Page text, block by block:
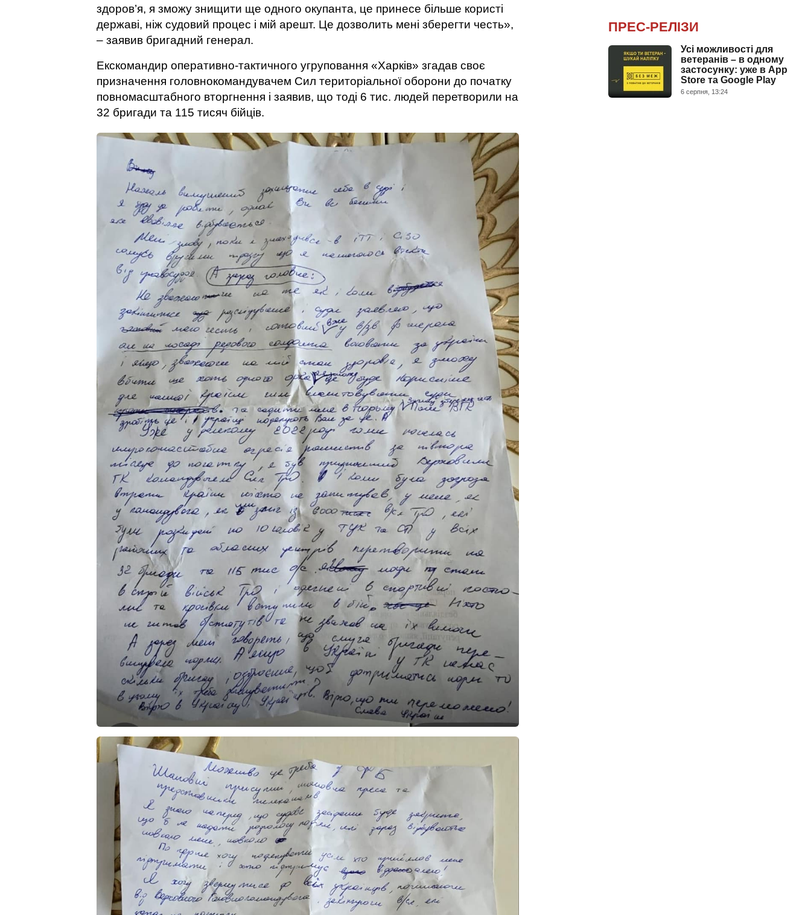
здоров’я, я зможу знищити ще одного окупанта, це принесе більше користі
державі, ніж судовий процес і мій арешт. Це дозволить мені зберегти честь»,
– заявив бригадний генерал.
Екскомандир оперативно-тактичного угруповання «Харків» згадав своє
призначення головнокомандувачем Сил територіальної оборони до початку
повномасштабного вторгнення і заявив, що тоді 6 тис. людей перетворили на
32 бригади та 115 тисяч бійців.
ПРЕС-РЕЛІЗИ
Усі можливості для
ветеранів – в одному
застосунку: уже в App
Store та Google Play
6 серпня, 13:24